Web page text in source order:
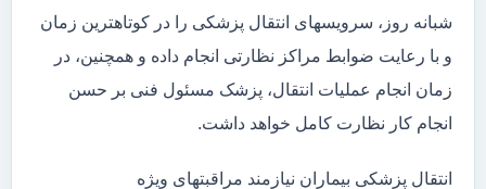
شبانه روز، سرویسهای انتقال پزشکی را در کوتاهترین زمان
و با رعایت ضوابط مراکز نظارتی انجام داده و همچنین، در
زمان انجام عملیات انتقال، پزشک مسئول فنی بر حسن
انجام کار نظارت کامل خواهد داشت.
انتقال پزشکی بیماران نیازمند مراقبتهای ویژه